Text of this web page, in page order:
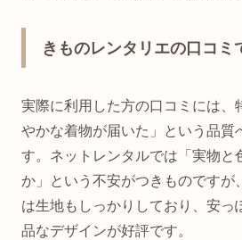
きものレンタリエの口コミ
実際に利用した方の口コミには、
やかな着物が届いた」という品質
す。ネットレンタルでは「実物と
か」という不安がつきものですが、
は生地もしっかりしており、安っ
品なデザインが好評です。